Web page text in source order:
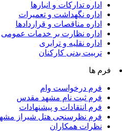
اداره تدارکات و انبارها
اداره نگهداشت و تعمیرات
اداره مناقصات و قراردادها
اداره نظارت بر خدمات عمومی
اداره نقلیه و ترابری
تربیت بدنی کارکنان
فرم ها
فرم درخواست وام
فرم ثبت نام مشهد مقدس
فرم انتقادات و پیشنهادات
فرم نظرسنجی هتل شیراز مشهد
نظرات همکاران